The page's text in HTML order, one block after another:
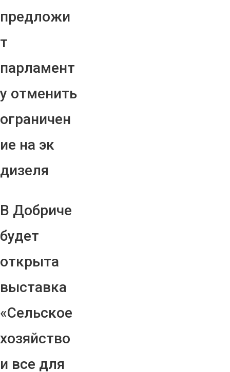
предложи
т
парламент
у отменить
ограничен
ие на эк
дизеля
В Добриче
будет
открыта
выставка
«Сельское
хозяйство
и все для